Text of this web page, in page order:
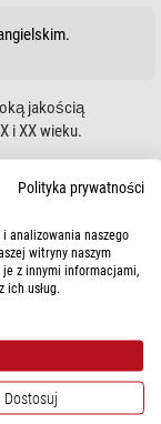
jakością
i XX wieku.
oraz stylowa kula
Rozmiar
Polityka prywatności
analizowania naszego
witryny naszym
je z innymi informacjami,
ich usług.
Dostosuj